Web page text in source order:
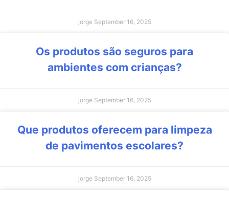
jorge September 16, 2025
Os produtos são seguros para
ambientes com crianças?
jorge September 16, 2025
Que produtos oferecem para limpeza
de pavimentos escolares?
jorge September 16, 2025